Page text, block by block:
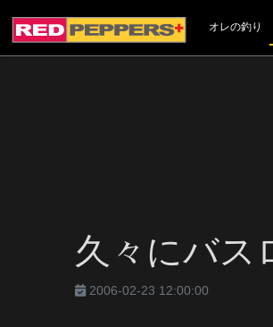
オレの釣り
久々にバス
2006-02-23 12:00:00